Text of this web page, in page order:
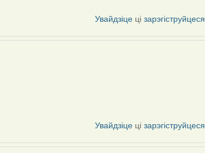
Увайдзіце цізарэгіструйцеся
Увайдзіце цізарэгіструйцеся